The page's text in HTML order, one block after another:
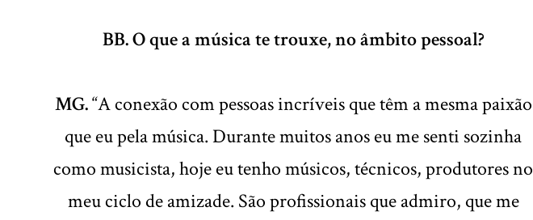
BB. O que a música te trouxe, no âmbito pessoal?
MG.“A conexão com pessoas incríveis que têm a mesma paixão
que eu pela música. Durante muitos anos eu me senti sozinha
como musicista, hoje eu tenho músicos, técnicos, produtores no
meu ciclo de amizade. São profissionais que admiro, que me